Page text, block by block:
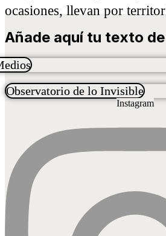
ocasiones, llevan por
Añade aquí tu texto
Observatorio de lo Invisible
Instagram